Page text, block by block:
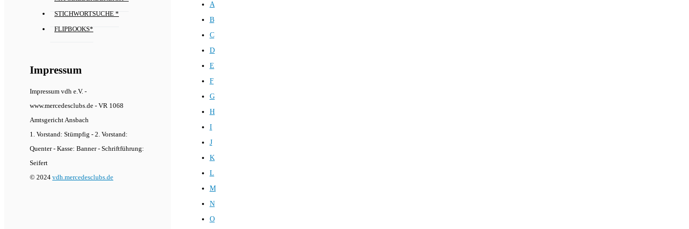
STICHWORTSUCHE *
FLIPBOOKS*
Impressum
Impressum vdh e.V. -
www.mercedesclubs.de - VR 1068
Amtsgericht Ansbach
1. Vorstand: Stümpfig - 2. Vorstand:
Quenter - Kasse: Banner - Schriftführung:
Seifert
© 2024 vdh.mercedesclubs.de
A
B
C
D
E
F
G
H
I
J
K
L
M
N
O